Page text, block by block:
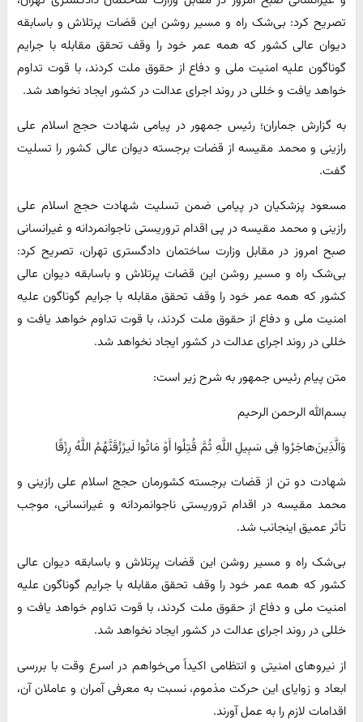
تصریح کرد: بی‌شک راه و مسیر روشن این قضات پرتلاش و باسابقه
دیوان عالی کشور که همه عمر خود را وقف تحقق مقابله با جرایم
گوناگون علیه امنیت ملی و دفاع از حقوق ملت کردند، با قوت تداوم
خواهد یافت و خللی در روند اجرای عدالت در کشور ایجاد نخواهد شد.
به گزارش جماران؛ رئیس جمهور در پیامی شهادت حجج اسلام علی
رازینی و محمد مقیسه از قضات برجسته دیوان عالی کشور را تسلیت
گفت.
مسعود پزشکیان در پیامی ضمن تسلیت شهادت حجج اسلام علی
رازینی و محمد مقیسه در پی اقدام تروریستی ناجوانمردانه و غیرانسانی
صبح امروز در مقابل وزارت ساختمان دادگستری تهران، تصریح کرد:
بی‌شک راه و مسیر روشن این قضات پرتلاش و باسابقه دیوان عالی
کشور که همه عمر خود را وقف تحقق مقابله با جرایم گوناگون علیه
امنیت ملی و دفاع از حقوق ملت کردند، با قوت تداوم خواهد یافت و
خللی در روند اجرای عدالت در کشور ایجاد نخواهد شد.
متن پیام رئیس جمهور به شرح زیر است:
بسم‌الله الرحمن الرحیم
وَالَّذِینَ‌هاجَرُوا فِی سَبِیلِ اللَّهِ ثُمَّ قُتِلُوا أَوْ مَاتُوا لَیرْزُقَنَّهُمُ اللَّهُ رِزْقًا
شهادت دو تن از قضات برجسته کشورمان حجج اسلام علی رازینی و
محمد مقیسه در اقدام تروریستی ناجوانمردانه و غیرانسانی، موجب
تأثر عمیق اینجانب شد.
بی‌شک راه و مسیر روشن این قضات پرتلاش و باسابقه دیوان عالی
کشور که همه عمر خود را وقف تحقق مقابله با جرایم گوناگون علیه
امنیت ملی و دفاع از حقوق ملت کردند، با قوت تداوم خواهد یافت و
خللی در روند اجرای عدالت در کشور ایجاد نخواهد شد.
از نیروهای امنیتی و انتظامی اکیداً می‌خواهم در اسرع وقت با بررسی
ابعاد و زوایای این حرکت مذموم، نسبت به معرفی آمران و عاملان آن،
اقدامات لازم را به عمل آورند.